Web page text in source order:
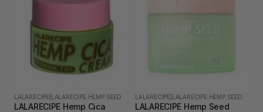
LALARECIPE LALARECIPE HEMP SEED
LALARECIPE Hemp Cica
LALARECIPE LALARECIPE HEMP SEED
LALARECIPE Hemp Seed